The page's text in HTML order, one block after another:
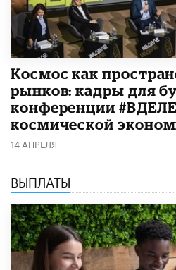
Космос как
рынков: кадры для
конференции
космической
14 АПРЕЛЯ
ВЫПЛАТЫ